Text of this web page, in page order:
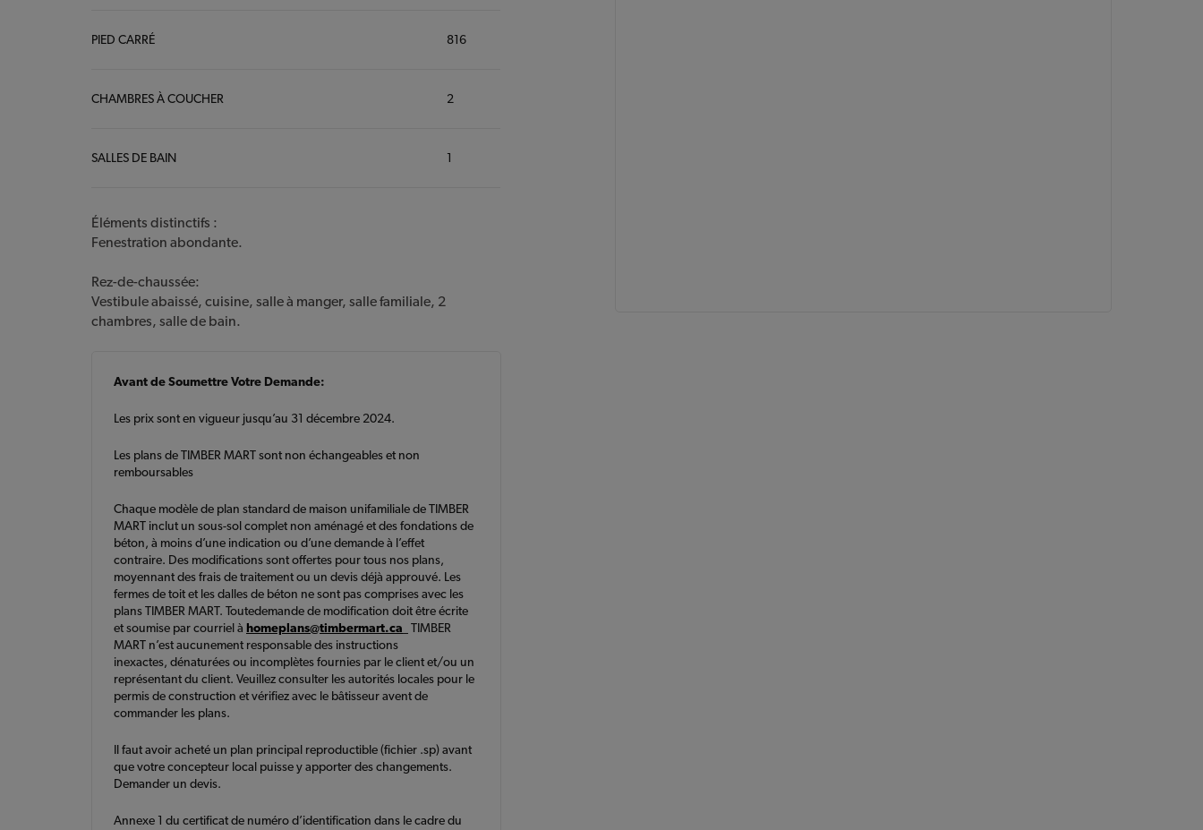
PIED CARRÉ 816
CHAMBRES À COUCHER 2
SALLES DE BAIN 1
Éléments distinctifs :
Fenestration abondante.
Rez-de-chaussée:
Vestibule abaissé, cuisine, salle à manger, salle familiale, 2
chambres, salle de bain.
Avant de Soumettre Votre Demande:
Les prix sont en vigueur jusqu’au 31 décembre 2024.
Les plans de TIMBER MART sont non échangeables et non
remboursables
Chaque modèle de plan standard de maison unifamiliale de TIMBER
MART inclut un sous-sol complet non aménagé et des fondations de
béton, à moins d’une indication ou d’une demande à l’effet
contraire. Des modifications sont offertes pour tous nos plans,
moyennant des frais de traitement ou un devis déjà approuvé. Les
fermes de toit et les dalles de béton ne sont pas comprises avec les
plans TIMBER MART. Toutedemande de modification doit être écrite
et soumise par courriel à homeplans@timbermart.ca
TIMBER
MART n’est aucunement responsable des instructions
inexactes, dénaturées ou incomplètes fournies par le client et/ou un
représentant du client. Veuillez consulter les autorités locales pour le
permis de construction et vérifiez avec le bâtisseur avent de
commander les plans.
Il faut avoir acheté un plan principal reproductible (fichier .sp) avant
que votre concepteur local puisse y apporter des changements.
Demander un devis.
Annexe 1 du certificat de numéro d’identification dans le cadre du